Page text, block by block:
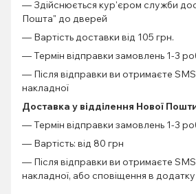
— Здійснюється кур'єром служби
Пошта" до дверей
— Вартість доставки від 105 грн.
— Термін відправки замовлень 1-3
— Після відправки ви отримаєте
накладної
Доставка у відділення Нової
— Термін відправки замовлень 1-3
— Вартість: від 80 грн
— Після відправки ви отримаєте
накладної, або сповіщення в